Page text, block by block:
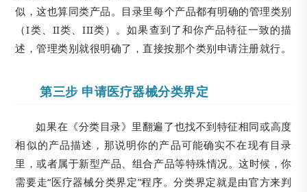
似，这也算同类产品。目录里每个产品都有明确的管理类别
（I类、II类、III类）。如果查到了和你产品特征一致的描
述，管理类别就很明确了，直接按那个类别申请注册就行。
第三步 申请医疗器械分类界定
如果在《分类目录》里翻遍了也找不到特征相同或高度
相似的产品描述，那说明你的产品可能确实不在现有目录
里，或者属于新型产品、组合产品等特殊情况。这时候，你
需要走“医疗器械分类界定”程序。分类界定就是由官方来判